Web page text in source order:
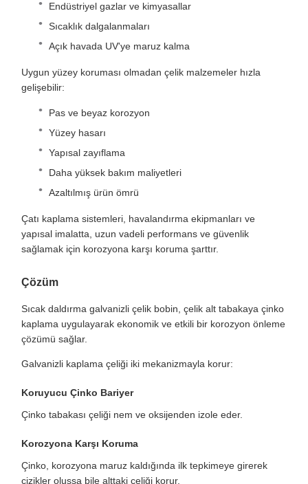
Endüstriyel gazlar ve kimyasallar
Sıcaklık dalgalanmaları
Açık havada UV'ye maruz kalma
Uygun yüzey koruması olmadan çelik malzemeler hızla
gelişebilir:
Pas ve beyaz korozyon
Yüzey hasarı
Yapısal zayıflama
Daha yüksek bakım maliyetleri
Azaltılmış ürün ömrü
Çatı kaplama sistemleri, havalandırma ekipmanları ve
yapısal imalatta, uzun vadeli performans ve güvenlik
sağlamak için korozyona karşı koruma şarttır.
Çözüm
Sıcak daldırma galvanizli çelik bobin, çelik alt tabakaya çinko
kaplama uygulayarak ekonomik ve etkili bir korozyon önleme
çözümü sağlar.
Galvanizli kaplama çeliği iki mekanizmayla korur:
Koruyucu Çinko Bariyer
Çinko tabakası çeliği nem ve oksijenden izole eder.
Korozyona Karşı Koruma
Çinko, korozyona maruz kaldığında ilk tepkimeye girerek
çizikler oluşsa bile alttaki çeliği korur.